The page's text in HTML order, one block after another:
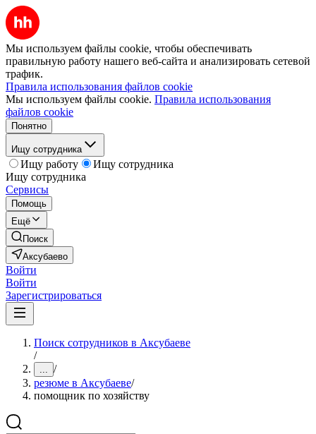
Мы используем файлы cookie, чтобы обеспечивать
правильную работу нашего веб-сайта и анализировать сетевой
трафик.
Правила использования файлов cookie
Мы используем файлы cookie. Правила использования
файлов cookie
Понятно
Ищу сотрудника
Ищу работу
Ищу сотрудника
Ищу сотрудника
Сервисы
Помощь
Ещё
Поиск
Аксубаево
Войти
Войти
Зарегистрироваться
Поиск сотрудников в Аксубаеве
/
... /
резюме в Аксубаеве/
помощник по хозяйству